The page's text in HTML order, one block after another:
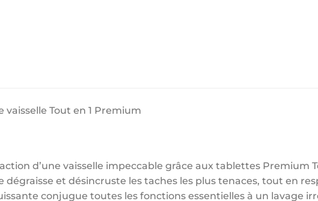
vaisselle Tout en 1 Premium
d’une vaisselle impeccable grâce aux tablettes Premium
dégraisse et désincruste les taches les plus tenaces, tout en
conjugue toutes les fonctions essentielles à un lavage